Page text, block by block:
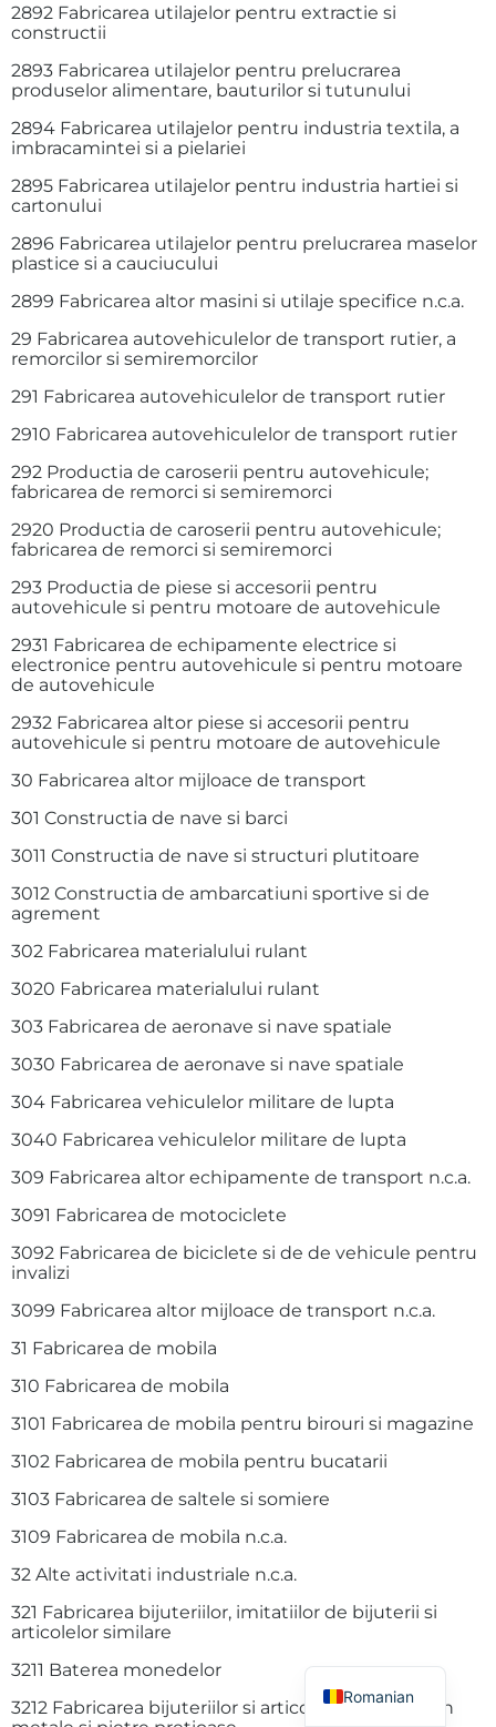
2892 Fabricarea utilajelor pentru extractie si
constructii
2893 Fabricarea utilajelor pentru prelucrarea
produselor alimentare, bauturilor si tutunului
2894 Fabricarea utilajelor pentru industria textila, a
imbracamintei si a pielariei
2895 Fabricarea utilajelor pentru industria hartiei si
cartonului
2896 Fabricarea utilajelor pentru prelucrarea maselor
plastice si a cauciucului
2899 Fabricarea altor masini si utilaje specifice n.c.a.
29 Fabricarea autovehiculelor de transport rutier, a
remorcilor si semiremorcilor
291 Fabricarea autovehiculelor de transport rutier
2910 Fabricarea autovehiculelor de transport rutier
292 Productia de caroserii pentru autovehicule;
fabricarea de remorci si semiremorci
2920 Productia de caroserii pentru autovehicule;
fabricarea de remorci si semiremorci
293 Productia de piese si accesorii pentru
autovehicule si pentru motoare de autovehicule
2931 Fabricarea de echipamente electrice si
electronice pentru autovehicule si pentru motoare
de autovehicule
2932 Fabricarea altor piese si accesorii pentru
autovehicule si pentru motoare de autovehicule
30 Fabricarea altor mijloace de transport
301 Constructia de nave si barci
3011 Constructia de nave si structuri plutitoare
3012 Constructia de ambarcatiuni sportive si de
agrement
302 Fabricarea materialului rulant
3020 Fabricarea materialului rulant
303 Fabricarea de aeronave si nave spatiale
3030 Fabricarea de aeronave si nave spatiale
304 Fabricarea vehiculelor militare de lupta
3040 Fabricarea vehiculelor militare de lupta
309 Fabricarea altor echipamente de transport n.c.a.
3091 Fabricarea de motociclete
3092 Fabricarea de biciclete si de de vehicule pentru
invalizi
3099 Fabricarea altor mijloace de transport n.c.a.
31 Fabricarea de mobila
310 Fabricarea de mobila
3101 Fabricarea de mobila pentru birouri si magazine
3102 Fabricarea de mobila pentru bucatarii
3103 Fabricarea de saltele si somiere
3109 Fabricarea de mobila n.c.a.
32 Alte activitati industriale n.c.a.
321 Fabricarea bijuteriilor, imitatiilor de bijuterii si
articolelor similare
3211 Baterea monedelor
3212 Fabricarea bijuteriilor si articolelor similare din
Romanian